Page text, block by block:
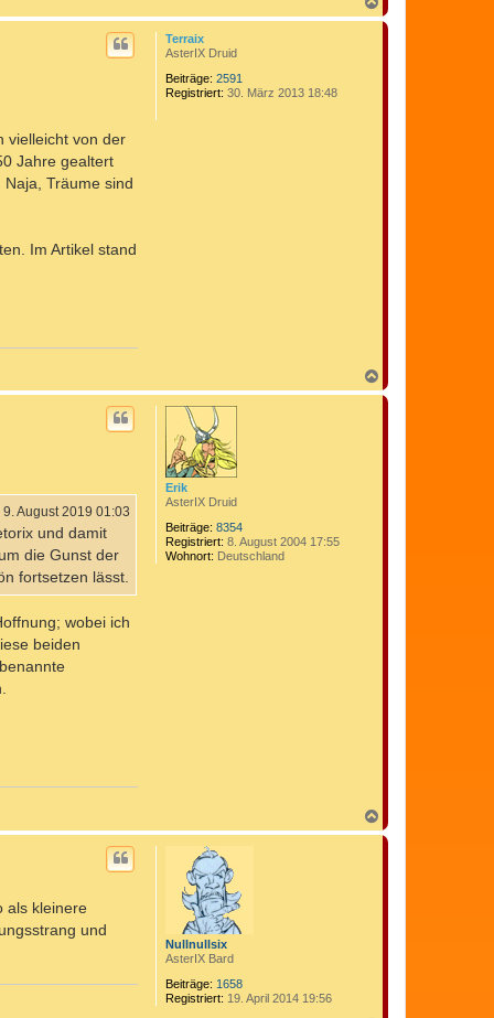
a
c
Terraix
AsterIX Druid
Beiträge: 2591
Registriert: 30. März 2013 18:48
vielleicht von der
Jahre gealtert
Träume sind
Im Artikel stand
a
c
Erik
AsterIX Druid
Beiträge: 8354
Registriert: 8. August 2004 17:55
Wohnort: Deutschland
9. August 2019 01:03
und damit
die Gunst der
fortsetzen lässt.
wobei ich
beiden
a
c
Nullnullsix
AsterIX Bard
Beiträge: 1658
Registriert: 19. April 2014 19:56
als kleinere
und